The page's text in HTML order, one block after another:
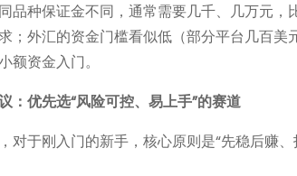
品种保证金不同，通常需要几千、几万元
；外汇的资金门槛看似低（部分平台几百
额资金入门。
：优先选“风险可控、易上手”的赛道
对于刚入门的新手，核心原则是“先稳后赚